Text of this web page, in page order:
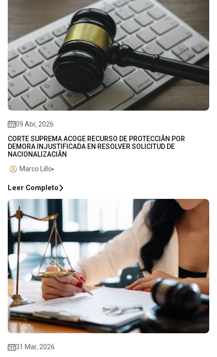
09 Abr, 2026
CORTE SUPREMA ACOGE RECURSO DE PROTECCIÃN POR
DEMORA INJUSTIFICADA EN RESOLVER SOLICITUD DE
NACIONALIZACIÃN
Marco Lillo
Leer Completo
31 Mar, 2026